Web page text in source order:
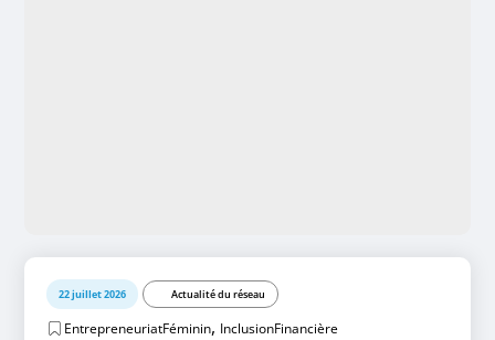
22 juillet 2026 Actualité du réseau
EntrepreneuriatFéminin, InclusionFinancière